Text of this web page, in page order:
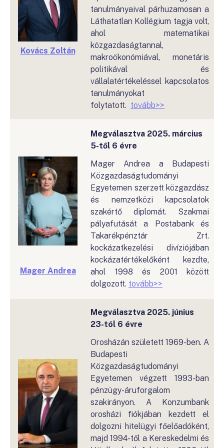
Kovács Zoltán
tanulmányaival párhuzamosan a
Láthatatlan Kollégium tagja volt,
ahol matematikai
közgazdaságtannal,
makroökonómiával, monetáris
politikával és
vállalatértékeléssel kapcsolatos
tanulmányokat
folytatott. tovább>>
Mager Andrea
Megválasztva 2025. március
5-től 6 évre
Mager Andrea a Budapesti
Közgazdaságtudományi
Egyetemen szerzett közgazdász
és nemzetközi kapcsolatok
szakértő diplomát. Szakmai
pályafutását a Postabank és
Takarékpénztár Zrt.
kockázatkezelési divíziójában
kockázatértékelőként kezdte,
ahol 1998 és 2001 között
dolgozott. tovább>>
Megválasztva 2025. június
23-tól 6 évre
Orosházán született 1969-ben. A
Budapesti
Közgazdaságtudományi
Egyetemen végzett 1993-ban
pénzügy-áruforgalom
szakirányon. A Konzumbank
orosházi fiókjában kezdett el
dolgozni hitelügyi főelőadóként,
majd 1994-től a Kereskedelmi és